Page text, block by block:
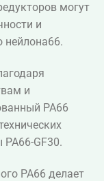
могут
и
нейлона66.
и
PA66
GF30.
PA66 делает